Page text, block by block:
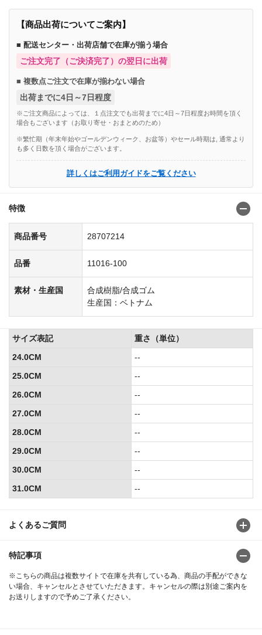
【商品出荷についてご案内】
■ 配送センター・出荷店舗で在庫が揃う場合
ご注文完了（ご決済完了）の翌日に出荷
■ 複数点ご注文で在庫が揃わない場合
出荷までに4日～7日程度
※ご注文商品によっては、１点注文でも出荷までに4日～7日程度お時間を頂く
場合もございます（お取り寄せ・おまとめのため）
※繁忙期（年末年始やゴールデンウィーク、お盆等）やセール時期は, 通常より
も多く日数を頂く場合がございます。
詳しくはご利用ガイドをご覧ください
特徴
商品番号 28707214
品番 11016-100
素材・生産国
合成樹脂/合成ゴム
生産国：ベトナム
よくあるご質問
特記事項
※こちらの商品は複数サイトで在庫を共有している為、商品の手配ができな
い場合、キャンセルとさせていただきます。キャンセルの際は別途ご案内を
お送りしますので予めご了承ください。
サイズ表記
重さ（単位）
24.0CM
--
25.0CM
--
26.0CM
--
27.0CM
--
28.0CM
--
29.0CM
--
30.0CM
--
31.0CM
--